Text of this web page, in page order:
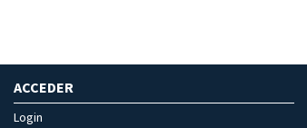
ACCEDER
Login